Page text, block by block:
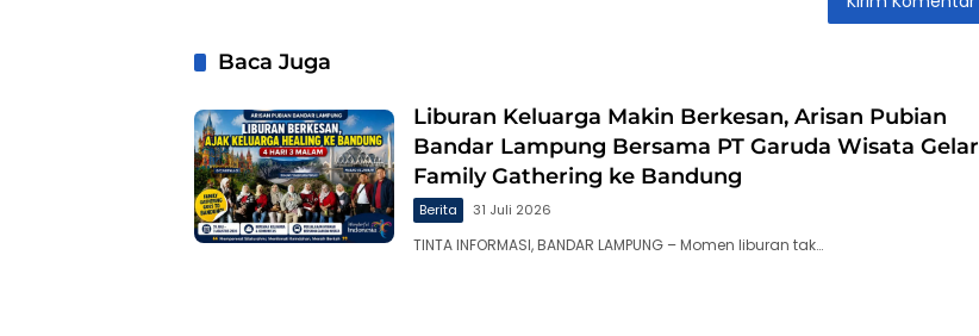
Baca Juga
Liburan Keluarga Makin Berkesan, Arisan Pubian
Bandar Lampung Bersama PT Garuda Wisata Gelar
Family Gathering ke Bandung
Berita 31 Juli 2026
TINTA INFORMASI, BANDAR LAMPUNG – Momen liburan tak…